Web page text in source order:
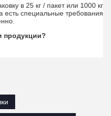
в 25 кг / пакет или 1000 кг
есть специальные требования
продукции?